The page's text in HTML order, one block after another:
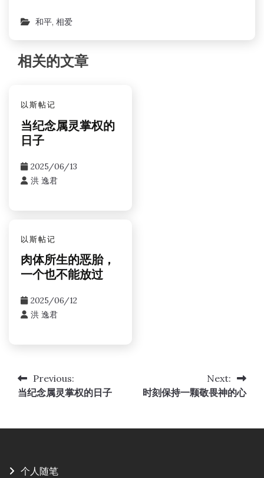
和平, 相爱
相关的文章
以斯帖记
当纪念属灵掌权的
日子
2025/06/13
洪 逸君
以斯帖记
肉体所生的恶胎，
一个也不能放过
2025/06/12
洪 逸君
文 Previous:
当纪念属灵掌权的日子
Next:
时刻保持一颗敬畏神的心
个人随笔